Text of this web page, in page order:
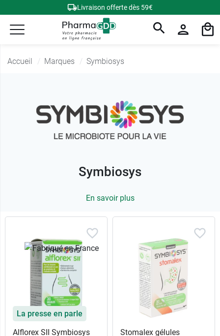
Livraison offerte dès 59€
Accueil Marques Symbiosys
Symbiosys
En savoir plus
La presse en parle
Alflorex SII Symbiosys
Stomalex gélules